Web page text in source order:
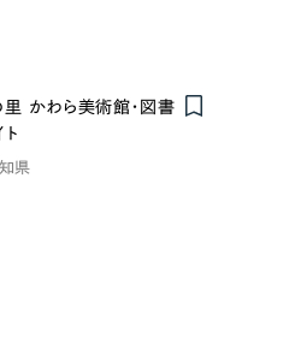
かわら美術館・図書
県